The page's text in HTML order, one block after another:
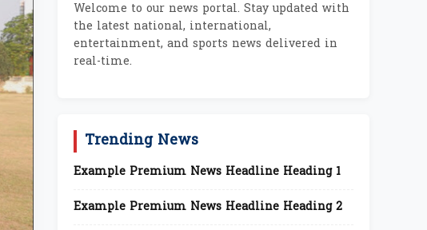
Welcome to our news portal. Stay updated with
the latest national, international,
entertainment, and sports news delivered in
real-time.
Trending News
Example Premium News Headline Heading 1
Example Premium News Headline Heading 2